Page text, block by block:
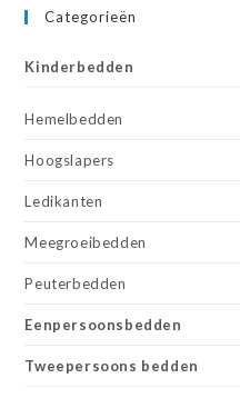
Categorieën
Kinderbedden
Hemelbedden
Hoogslapers
Ledikanten
Meegroeibedden
Peuterbedden
Eenpersoonsbedden
Tweepersoons bedden